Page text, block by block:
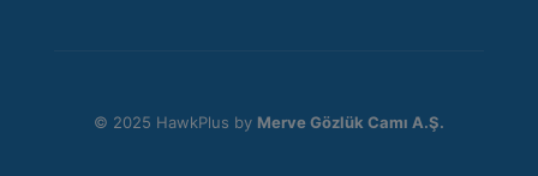
© 2025 HawkPlus by Merve Gözlük Camı A.Ş.